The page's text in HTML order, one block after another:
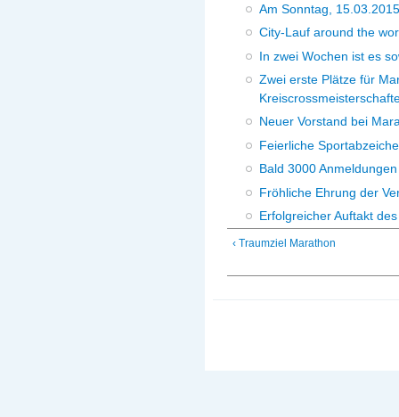
Am Sonntag,
City-Lauf around the
In zwei Wochen ist es
Zwei erste Plätze für
Neuer Vorstand bei
Feierliche
Bald 3000 Anmeldungen
Fröhliche Ehrung der
Erfolgreicher Auftakt
‹ Traumziel Marathon